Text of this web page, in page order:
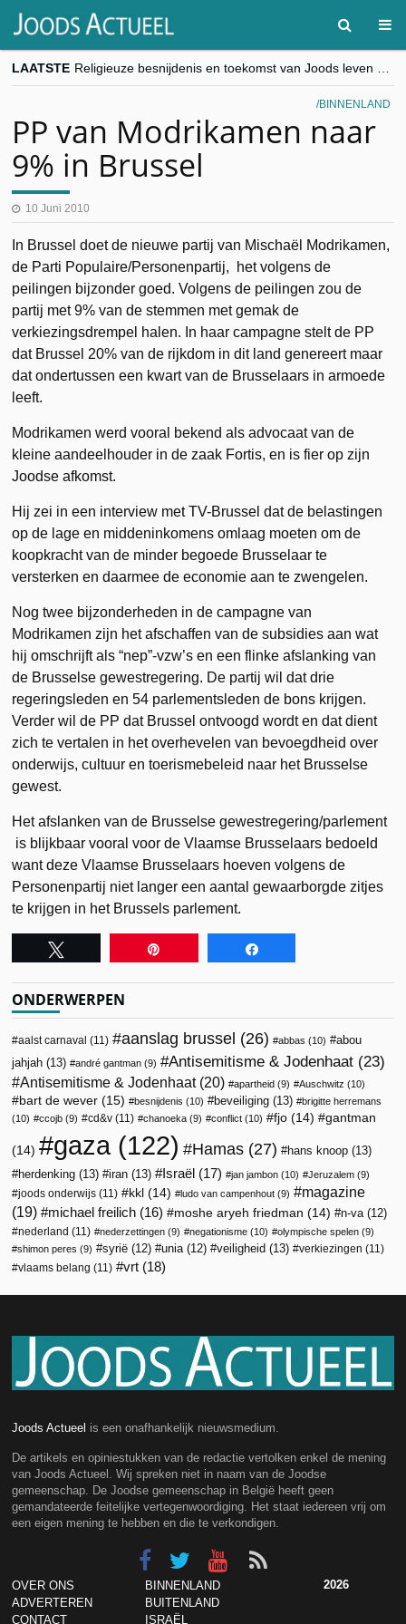
LAATSTE
“Besnijdenisdebat toont hoe moeilijk seculiere Westen minderheden begrijpt”, Jinnih Beels (Vooruit)
CITYTRIP | ROEMENIË – Boekarest: de verrassing van Oost-Europa
BINNENLAND
PP van Modrikamen naar
9% in Brussel
10 Juni 2010
In Brussel doet de nieuwe partij van Mischaël Modrikamen,
de Parti Populaire/Personenpartij, het volgens de
peilingen bijzonder goed. Volgens de peilingen zou de
partij met 9% van de stemmen met gemak de
verkiezingsdrempel halen. In haar campagne stelt de PP
dat Brussel 20% van de rijkdom in dit land genereert maar
dat ondertussen een kwart van de Brusselaars in armoede
leeft.
Modrikamen werd vooral bekend als advocaat van de
kleine aandeelhouder in de zaak Fortis, en is fier op zijn
Joodse afkomst.
Hij zei in een interview met TV-Brussel dat de belastingen
op de lage en middeninkomens omlaag moeten om de
koopkracht van de minder begoede Brusselaar te
versterken en daarmee de economie aan te zwengelen.
Nog twee bijzonderheden in de campagne van
Modrikamen zijn het afschaffen van de subsidies aan wat
hij omschrijft als “nep”-vzw’s en een flinke afslanking van
de Brusselse gewestregering. De partij wil dat drie
regeringsleden en 54 parlementsleden de bons krijgen.
Verder wil de PP dat Brussel ontvoogd wordt en dat dient
zich te vertalen in het overhevelen van bevoegdheid over
onderwijs, cultuur en toerismebeleid naar het Brusselse
gewest.
Het afslanken van de Brusselse gewestregering/parlement
is blijkbaar vooral voor de Vlaamse Brusselaars bedoeld
want deze Vlaamse Brusselaars hoeven volgens de
Personenpartij niet langer een aantal gewaarborgde zitjes
te krijgen in het Brussels parlement.
ONDERWERPEN
aalst carnaval (11) aanslag brussel (26) abbas (10)
abou
jahjah (13) andré gantman (9) Antisemitisme & Jodenhaat (23)
Antisemitisme & Jodenhaat(20) apartheid (9) Auschwitz (10)
bart de wever (15) besnijdenis (10) beveiliging (13)
brigitte herremans
(10)
ccojb (9) cd&v (11) chanoeka (9) conflict (10) fjo (14) gantman
(14) gaza (122) Hamas (27) hans knoop (13)
herdenking (13) iran (13) Israël (17) jan jambon (10) Jeruzalem (9)
joods onderwijs (11) kkl (14) ludo van campenhout (9)
magazine
(19)
michael freilich (16) moshe aryeh friedman (14) n-va (12)
nederland (11) nederzettingen (9) negationisme (10) olympische spelen (9)
shimon peres (9) syrië (12) unia (12) veiligheid (13) verkiezingen (11)
vlaams belang (11) vrt (18)
Joods Actueel is een onafhankelijk nieuwsmedium.
De artikels en opiniestukken van de redactie vertolken enkel de mening
van Joods Actueel. Wij spreken niet in naam van de Joodse
gemeenschap. De Joodse gemeenschap in België heeft geen
gemandateerde feitelijke vertegenwoordiging. Het staat iedereen vrij om
een eigen mening te hebben en die te verkondigen.
OVER ONS
ADVERTEREN
CONTACT
BINNENLAND
BUITENLAND
ISRAËL
2026